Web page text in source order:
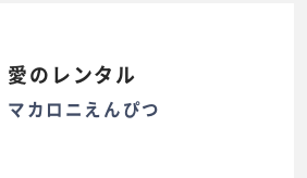
愛のレンタル
マカロニえんぴつ